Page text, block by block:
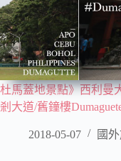
杜馬蓋地景點》西利曼
剎大道/舊鐘樓
2018-05-07 國